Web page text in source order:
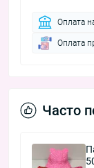
Оплата
Оплата
Часто